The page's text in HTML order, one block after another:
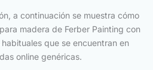
a continuación se muestra cómo
madera de Ferber Painting con
que se encuentran en
online genéricas.